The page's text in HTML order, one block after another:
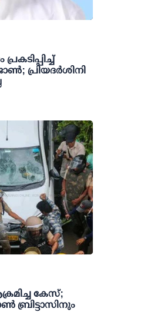
പ്രിയദര്‍ശിനി
കേസ്;
ബ്രിട്ടാസിനും